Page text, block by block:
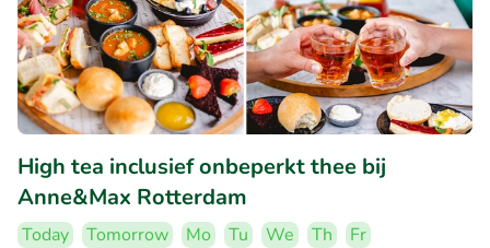
High tea inclusief onbeperkt thee bij
Anne&Max Rotterdam
Today Tomorrow Mo Tu We Th
Fr